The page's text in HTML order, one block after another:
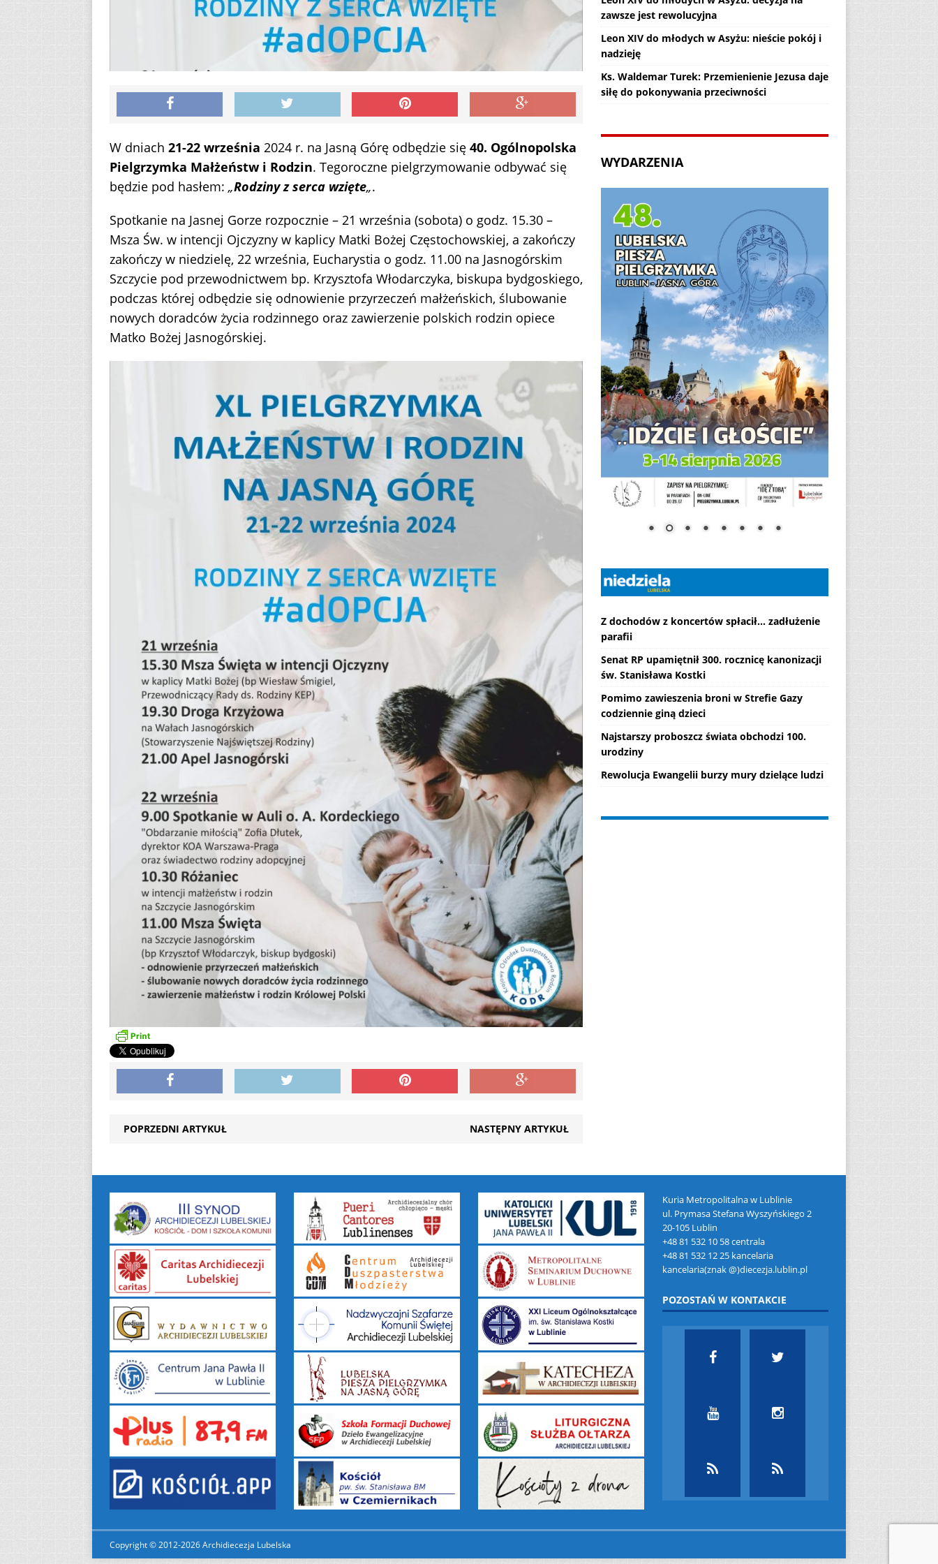
W dniach 21-22 września 2024 r. na Jasną Górę odbędzie się 40. Ogólnopolska
Pielgrzymka Małżeństw i Rodzin. Tegoroczne pielgrzymowanie odbywać się
będzie pod hasłem: „Rodziny z serca wzięte„.
Spotkanie na Jasnej Gorze rozpocznie – 21 września (sobota) o godz. 15.30 –
Msza Św. w intencji Ojczyzny w kaplicy Matki Bożej Częstochowskiej, a zakończy
zakończy w niedzielę, 22 września, Eucharystia o godz. 11.00 na Jasnogórskim
Szczycie pod przewodnictwem bp. Krzysztofa Włodarczyka, biskupa bydgoskiego,
podczas której odbędzie się odnowienie przyrzeczeń małżeńskich, ślubowanie
nowych doradców życia rodzinnego oraz zawierzenie polskich rodzin opiece
Matko Bożej Jasnogórskiej.
POPRZEDNI ARTYKUŁ NASTĘPNY ARTYKUŁ
zawsze jest rewolucyjna
Leon XIV do młodych w Asyżu: nieście pokój i
nadzieję
Ks. Waldemar Turek: Przemienienie Jezusa daje
siłę do pokonywania przeciwności
WYDARZENIA
Z dochodów z koncertów spłacił... zadłużenie
parafii
Senat RP upamiętnił 300. rocznicę kanonizacji
św. Stanisława Kostki
Pomimo zawieszenia broni w Strefie Gazy
codziennie giną dzieci
Najstarszy proboszcz świata obchodzi 100.
urodziny
Rewolucja Ewangelii burzy mury dzielące ludzi
Kuria Metropolitalna w Lublinie
ul. Prymasa Stefana Wyszyńskiego 2
20-105 Lublin
+48 81 532 10 58 centrala
+48 81 532 12 25 kancelaria
kancelaria(znak @)diecezja.lublin.pl
POZOSTAŃ W KONTAKCIE
Copyright © 2012-2026 Archidiecezja Lubelska